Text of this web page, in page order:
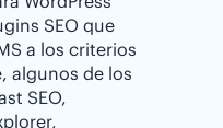
SEO que
a los criterios
algunos de los
SEO,